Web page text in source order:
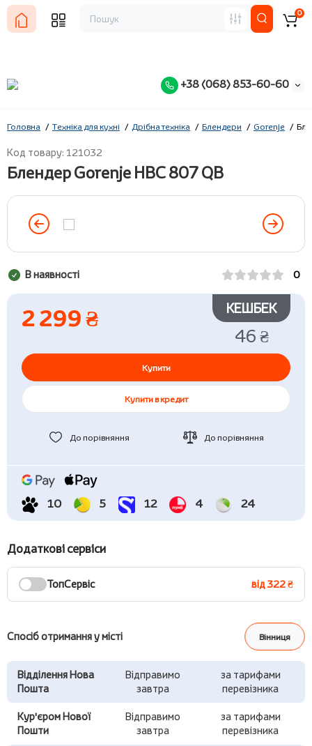
+38 (068) 853-60-60
0
Головна Техніка для кухні Дрібна техніка Блендери Gorenje
Код товару: 121032
Блендер Gorenje HBC 807 QB
В наявності 0
2 299 ₴ КЕШБЕК
46 ₴
Купити
Купити в кредит
До порівняння До порівняння
10 5 12 4 24
Додаткові сервіси
ТопСервіс від 322 ₴
Спосіб отримання у місті Вінниця
Відділення Нова
Пошта
Відправимо
завтра
за тарифами
перевізника
Кур'єром Нової
Пошти
Відправимо
завтра
за тарифами
перевізника